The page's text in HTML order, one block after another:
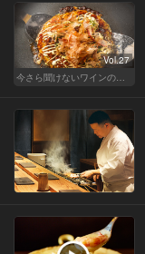
Vol.27
今さら聞けないワインの基礎知識